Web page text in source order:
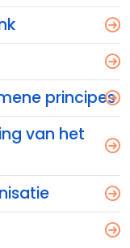
principes
van het